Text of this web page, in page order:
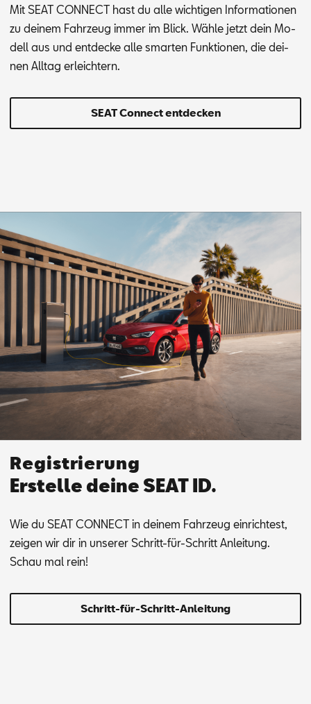
Mit SEAT CON­NECT hast du alle wich­ti­gen In­for­ma­tio­nen
zu dei­nem Fahr­zeug im­mer im Blick. Wäh­le jetzt dein Mo­
dell aus und ent­de­cke alle smar­ten Funk­tio­nen, die dei­
nen All­tag er­leich­tern.
SEAT Connect entdecken
Registrierung
Erstelle deine SEAT ID.
Wie du SEAT CON­NEC­T in dei­nem Fahr­zeug ein­rich­test,
zei­gen wir dir in un­se­rer Schritt-für-Schritt An­lei­tung.
Schau mal rein!
Schritt-für-Schritt-Anleitung